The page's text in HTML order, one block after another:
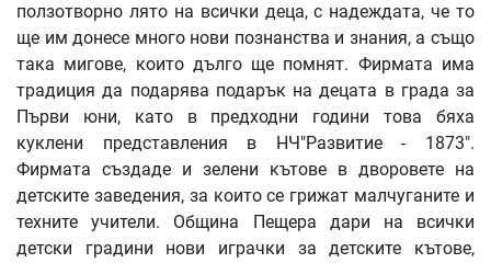
ползотворно лято на всички деца, с надеждата, че то
ще им донесе много нови познанства и знания, а също
така мигове, които дълго ще помнят. Фирмата има
традиция да подарява подарък на децата в града за
Първи юни, като в предходни години това бяха
куклени представления в НЧ"Развитие - 1873".
Фирмата създаде и зелени кътове в дворовете на
детските заведения, за които се грижат малчуганите и
техните учители. Община Пещера дари на всички
детски градини нови играчки за детските кътове,